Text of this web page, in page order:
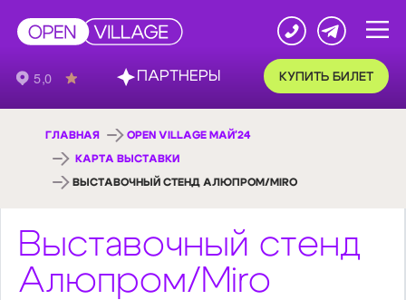
КУПИТЬ БИЛЕТ
ГЛАВНАЯ OPEN VILLAGE МАЙ'24
КАРТА ВЫСТАВКИ
ВЫСТАВОЧНЫЙ СТЕНД АЛЮПРОМ/MIRO
Выставочный стенд
Алюпром/Miro